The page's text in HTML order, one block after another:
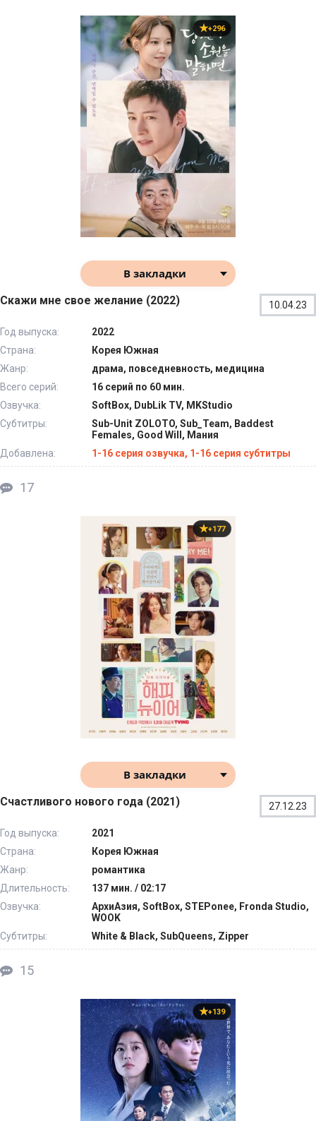
+296
В закладки
Скажи мне свое желание (2022) 10.04.23
Год выпуска:
2022
Страна:
Корея Южная
Жанр:
драма, повседневность, медицина
Всего серий:
16 серий по 60 мин.
Озвучка:
SoftBox, DubLik TV, MKStudio
Субтитры:
Sub-Unit ZOLOTO, Sub_Team, Baddest
Females, Good Will, Мания
Добавлена:
1-16 серия озвучка, 1-16 серия субтитры
17
+177
В закладки
Счастливого нового года (2021) 27.12.23
Год выпуска:
2021
Страна:
Корея Южная
Жанр:
романтика
Длительность:
137 мин. / 02:17
Озвучка:
АрхиАзия, SoftBox, STEPonee, Fronda Studio,
WOOK
Субтитры:
White & Black, SubQueens, Zipper
15
+139